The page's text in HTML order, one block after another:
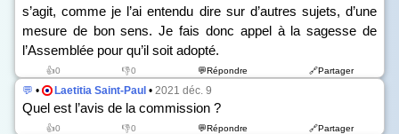
s’agit, comme je l’ai entendu dire sur d’autres sujets, d’une
mesure de bon sens. Je fais donc appel à la sagesse de
l’Assemblée pour qu’il soit adopté.
👍0 👎0 💬Répondre 🔗Partager
💬 • Laetitia Saint-Paul • 2021 déc. 9
Quel est l’avis de la commission ?
👍0 👎0 💬Répondre 🔗Partager